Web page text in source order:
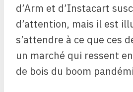
d’Arm et d’Instacart
d’attention, mais il est
s’attendre à ce que ces
un marché qui ressent
de bois du boom